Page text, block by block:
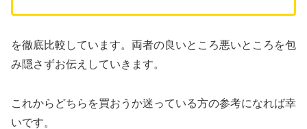
を徹底比較しています。両者の良いところ悪いところを包
み隠さずお伝えしていきます。
これからどちらを買おうか迷っている方の参考になれば幸
いです。